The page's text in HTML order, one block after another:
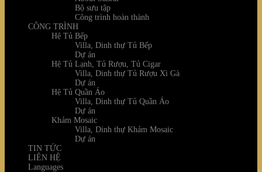
Bộ sưu tập
Công trình hoàn thành
CÔNG TRÌNH
Hệ Tủ Bếp
Villa, Dinh thự Tủ Bếp
Dự án
Hệ Tủ Lạnh, Tủ Rượu, Tủ Cigar
Villa, Dinh thự Tủ Rượu Xì Gà
Dự án
Hệ Tủ Quần Áo
Villa, Dinh thự Tủ Quần Áo
Dự án
Khảm Mosaic
Villa, Dinh thự Khảm Mosaic
Dự án
TIN TỨC
LIÊN HỆ
Languages